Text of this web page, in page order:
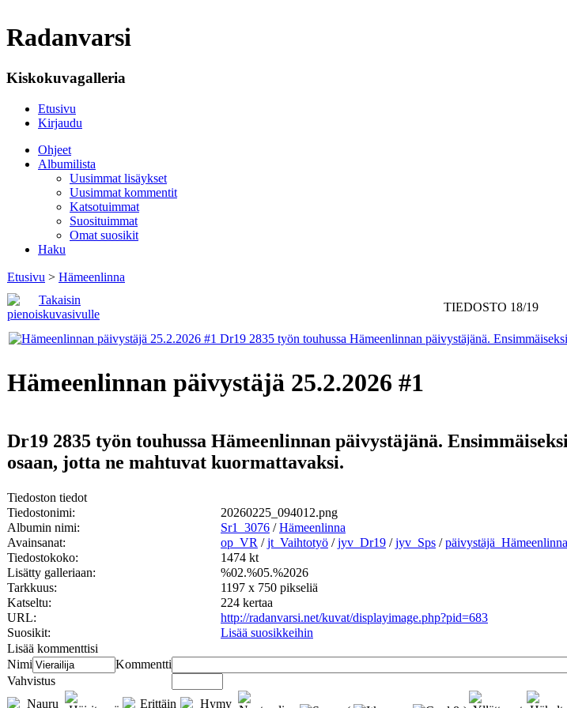
Radanvarsi
Kiskokuvagalleria
Etusivu
Kirjaudu
Ohjeet
Albumilista
Uusimmat lisäykset
Uusimmat kommentit
Katsotuimmat
Suosituimmat
Omat suosikit
Haku
Etusivu > Hämeenlinna
TIEDOSTO 18/19
Hämeenlinnan päivystäjä 25.2.2026 #1
Dr19 2835 työn touhussa Hämeenlinnan päivystäjänä.
osaan, jotta ne mahtuvat kuormattavaksi.
Tiedoston tiedot
Tiedostonimi:
20260225_094012.png
Albumin nimi:
Sr1_3076 /Hämeenlinna
Avainsanat:
op_VR /jt_Vaihtotyö /jyv_Dr19 /jyv_Sps /päivystäjä_Hämeenlinna
Tiedostokoko:
1474 kt
Lisätty galleriaan:
%02.%05.%2026
Tarkkuus:
1197 x 750 pikseliä
Katseltu:
224 kertaa
URL:
http://radanvarsi.net/kuvat/displayimage.php?pid=683
Suosikit:
Lisää suosikkeihin
Lisää kommenttisi
Nimi
Kommentti
Vahvistus